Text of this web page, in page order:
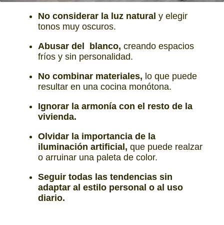
No considerar la luz natural y elegir
tonos muy oscuros.
Abusar del blanco, creando espacios
fríos y sin personalidad.
No combinar materiales, lo que puede
resultar en una cocina monótona.
Ignorar la armonía con el resto de la
vivienda.
Olvidar la importancia de la
iluminación artificial, que puede realzar
o arruinar una paleta de color.
Seguir todas las tendencias sin
adaptar al estilo personal o al uso
diario.